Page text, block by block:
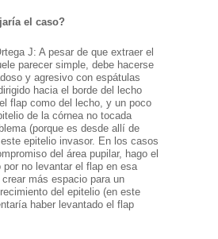
el caso?
J: A pesar de que extraer el
parecer simple, debe hacerse
y agresivo con espátulas
hacia el borde del lecho
flap como del lecho, y un poco
de la córnea no tocada
(porque es desde allí de
epitelio invasor. En los casos
del área pupilar, hago el
por no levantar el flap en esa
más espacio para un
del epitelio (en este
haber levantado el flap